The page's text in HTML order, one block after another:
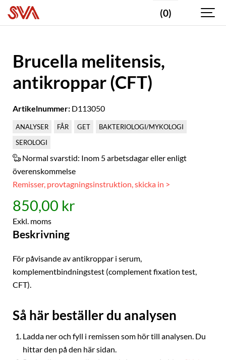
(0)
Brucella melitensis,
antikroppar (CFT)
Artikelnummer: D113050
ANALYSER FÅR GET
BAKTERIOLOGI/MYKOLOGI
SEROLOGI
Normal svarstid: Inom 5 arbetsdagar eller enligt
överenskommelse
Remisser, provtagningsinstruktion, skicka in >
850,00 kr
Exkl. moms
Beskrivning
För påvisande av antikroppar i serum,
komplementbindningstest (complement fixation test,
CFT).
Så här beställer du analysen
Ladda ner och fyll i remissen som hör till analysen. Du
hittar den på den här sidan.